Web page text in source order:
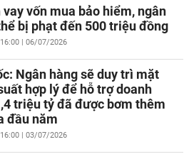
vay vốn mua bảo hiểm, ngân
bị phạt đến 500 triệu đồng
16:00 | 06/07/2026
Ngân hàng sẽ duy trì mặt
hợp lý để hỗ trợ doanh
triệu tỷ đã được bơm thêm
đầu năm
16:00 | 03/07/2026